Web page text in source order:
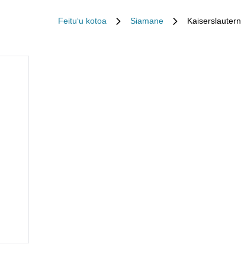
Feituʻu kotoa Siamane Kaiserslautern